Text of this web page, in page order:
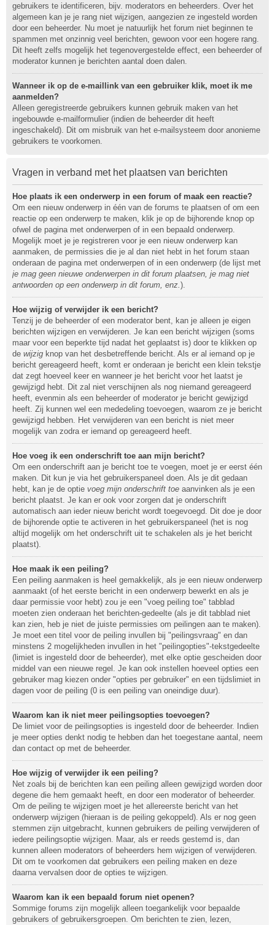
gebruikers te identificeren, bijv. moderators en beheerders. Over het
algemeen kan je je rang niet wijzigen, aangezien ze ingesteld worden
door een beheerder. Nu moet je natuurlijk het forum niet beginnen te
spammen met onzinnig veel berichten, gewoon voor een hogere rang.
Dit heeft zelfs mogelijk het tegenovergestelde effect, een beheerder of
moderator kunnen je berichten aantal doen dalen.
Wanneer ik op de e-maillink van een gebruiker klik, moet ik me
aanmelden?
Alleen geregistreerde gebruikers kunnen gebruik maken van het
ingebouwde e-mailformulier (indien de beheerder dit heeft
ingeschakeld). Dit om misbruik van het e-mailsysteem door anonieme
gebruikers te voorkomen.
Vragen in verband met het plaatsen van berichten
Hoe plaats ik een onderwerp in een forum of maak een reactie?
Om een nieuw onderwerp in één van de forums te plaatsen of om een
reactie op een onderwerp te maken, klik je op de bijhorende knop op
ofwel de pagina met onderwerpen of in een bepaald onderwerp.
Mogelijk moet je je registreren voor je een nieuw onderwerp kan
aanmaken, de permissies die je al dan niet hebt in het forum staan
onderaan de pagina met onderwerpen of in een onderwerp (de lijst met
je mag geen nieuwe onderwerpen in dit forum plaatsen, je mag niet
antwoorden op een onderwerp in dit forum, enz.).
Hoe wijzig of verwijder ik een bericht?
Tenzij je de beheerder of een moderator bent, kan je alleen je eigen
berichten wijzigen en verwijderen. Je kan een bericht wijzigen (soms
maar voor een beperkte tijd nadat het geplaatst is) door te klikken op
de wijzig knop van het desbetreffende bericht. Als er al iemand op je
bericht gereageerd heeft, komt er onderaan je bericht een klein tekstje
dat zegt hoeveel keer en wanneer je het bericht voor het laatst je
gewijzigd hebt. Dit zal niet verschijnen als nog niemand gereageerd
heeft, evenmin als een beheerder of moderator je bericht gewijzigd
heeft. Zij kunnen wel een mededeling toevoegen, waarom ze je bericht
gewijzigd hebben. Het verwijderen van een bericht is niet meer
mogelijk van zodra er iemand op gereageerd heeft.
Hoe voeg ik een onderschrift toe aan mijn bericht?
Om een onderschrift aan je bericht toe te voegen, moet je er eerst één
maken. Dit kun je via het gebruikerspaneel doen. Als je dit gedaan
hebt, kan je de optie voeg mijn onderschrift toe aanvinken als je een
bericht plaatst. Je kan er ook voor zorgen dat je onderschrift
automatisch aan ieder nieuw bericht wordt toegevoegd. Dit doe je door
de bijhorende optie te activeren in het gebruikerspaneel (het is nog
altijd mogelijk om het onderschrift uit te schakelen als je het bericht
plaatst).
Hoe maak ik een peiling?
Een peiling aanmaken is heel gemakkelijk, als je een nieuw onderwerp
aanmaakt (of het eerste bericht in een onderwerp bewerkt en als je
daar permissie voor hebt) zou je een "voeg peiling toe" tabblad
moeten zien onderaan het berichten-gedeelte (als je dit tabblad niet
kan zien, heb je niet de juiste permissies om peilingen aan te maken).
Je moet een titel voor de peiling invullen bij "peilingsvraag" en dan
minstens 2 mogelijkheden invullen in het "peilingopties"-tekstgedeelte
(limiet is ingesteld door de beheerder), met elke optie gescheiden door
middel van een nieuwe regel. Je kan ook instellen hoeveel opties een
gebruiker mag kiezen onder "opties per gebruiker" en een tijdslimiet in
dagen voor de peiling (0 is een peiling van oneindige duur).
Waarom kan ik niet meer peilingsopties toevoegen?
De limiet voor de peilingsopties is ingesteld door de beheerder. Indien
je meer opties denkt nodig te hebben dan het toegestane aantal, neem
dan contact op met de beheerder.
Hoe wijzig of verwijder ik een peiling?
Net zoals bij de berichten kan een peiling alleen gewijzigd worden door
degene die hem gemaakt heeft, en door een moderator of beheerder.
Om de peiling te wijzigen moet je het allereerste bericht van het
onderwerp wijzigen (hieraan is de peiling gekoppeld). Als er nog geen
stemmen zijn uitgebracht, kunnen gebruikers de peiling verwijderen of
iedere peilingsoptie wijzigen. Maar, als er reeds gestemd is, dan
kunnen alleen moderators of beheerders hem wijzigen of verwijderen.
Dit om te voorkomen dat gebruikers een peiling maken en deze
daarna vervalsen door de opties te wijzigen.
Waarom kan ik een bepaald forum niet openen?
Sommige forums zijn mogelijk alleen toegankelijk voor bepaalde
gebruikers of gebruikersgroepen. Om berichten te zien, lezen,